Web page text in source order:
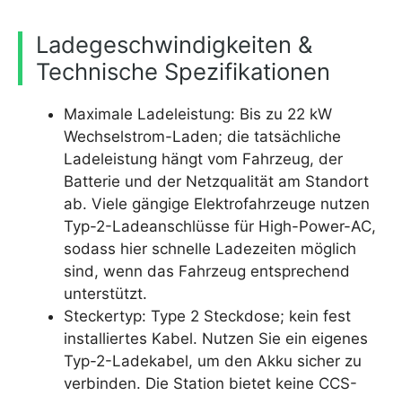
Ladegeschwindigkeiten &
Technische Spezifikationen
Maximale Ladeleistung: Bis zu 22 kW
Wechselstrom-Laden; die tatsächliche
Ladeleistung hängt vom Fahrzeug, der
Batterie und der Netzqualität am Standort
ab. Viele gängige Elektrofahrzeuge nutzen
Typ-2-Ladeanschlüsse für High-Power-AC,
sodass hier schnelle Ladezeiten möglich
sind, wenn das Fahrzeug entsprechend
unterstützt.
Steckertyp: Type 2 Steckdose; kein fest
installiertes Kabel. Nutzen Sie ein eigenes
Typ-2-Ladekabel, um den Akku sicher zu
verbinden. Die Station bietet keine CCS-